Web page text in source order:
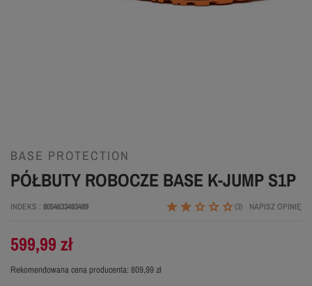
BASE PROTECTION
PÓŁBUTY ROBOCZE BASE K-JUMP S1P
INDEKS 8054633493489 (3) NAPISZ OPINIĘ
Rekomendowana cena producenta: 809,99 zł
599,99 zł